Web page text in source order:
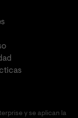
y se aplican la